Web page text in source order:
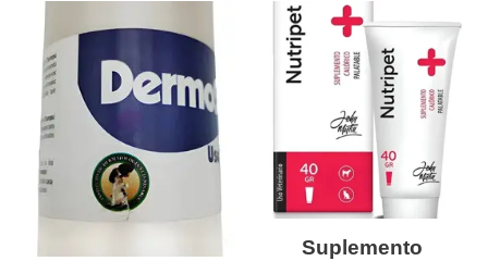
Suplemento